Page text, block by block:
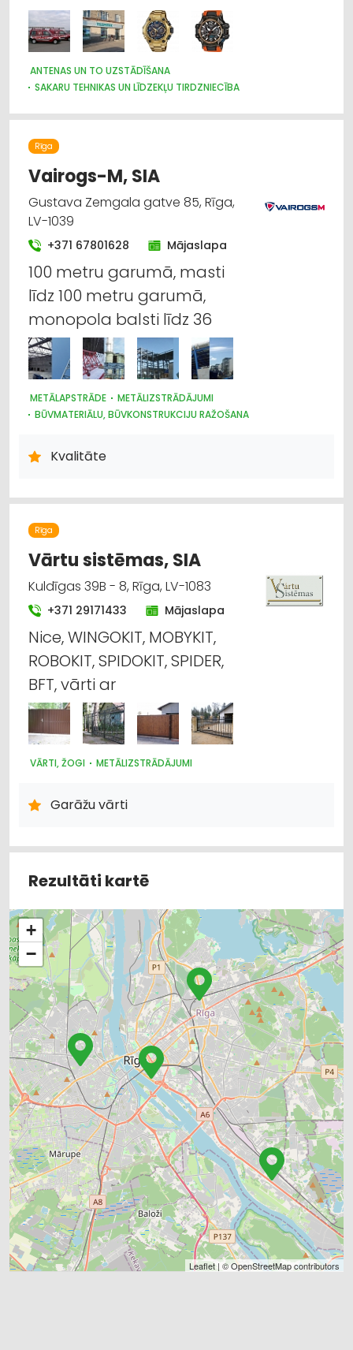
ANTENAS UN TO UZSTĀDĪŠANA
SAKARU TEHNIKAS UN LĪDZEKĻU TIRDZNIECĪBA
SAKARU TEHNIKAS UN LĪDZEKĻU LABOŠANA, SERVISS
PULKSTEŅU TIRDZNIECĪBA
APSARDZE: AIZSARGIERĪCES, SISTĒMAS, VIDEONOVĒROŠANA
Rīga
Vairogs-M, SIA
Gustava Zemgala gatve 85, Rīga,
LV-1039
+371 67801628 Mājaslapa
100 metru garumā, masti
līdz 100 metru garumā,
monopola balsti līdz 36
METĀLAPSTRĀDE
METĀLIZSTRĀDĀJUMI
BŪVMATERIĀLU, BŪVKONSTRUKCIJU RAŽOŠANA
ANTENAS UN TO UZSTĀDĪŠANA
Kvalitāte
Rīga
Vārtu sistēmas, SIA
Kuldīgas 39B - 8, Rīga, LV-1083
+371 29171433 Mājaslapa
Nice, WINGOKIT, MOBYKIT,
ROBOKIT, SPIDOKIT, SPIDER,
BFT, vārti ar
VĀRTI, ŽOGI METĀLIZSTRĀDĀJUMI
Garāžu vārti
Rezultāti kartē
+
−
Leaflet | ©OpenStreetMapcontributors